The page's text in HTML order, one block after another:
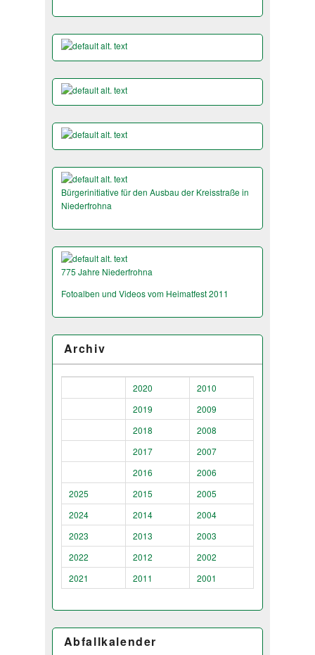
Bürgerinitiative für den Ausbau der Kreisstraße in
Niederfrohna
775 Jahre Niederfrohna
Fotoalben und Videos vom Heimatfest 2011
Archiv
2020
2010
2019
2009
2018
2008
2017
2007
2016
2006
2025
2015
2005
2024
2014
2004
2023
2013
2003
2022
2012
2002
2021
2011 2001
Abfallkalender